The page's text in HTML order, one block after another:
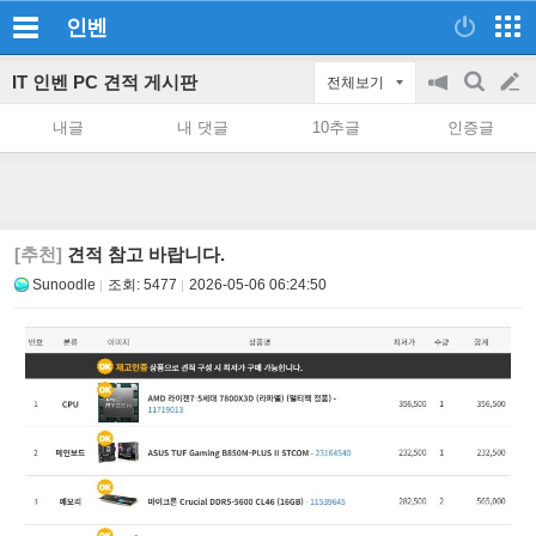
인벤
IT 인벤 PC 견적 게시판 전체보기
공
on/off
검
색
글
쓰
내글 내 댓글 10추글 인증글
[추천] 견적 참고 바랍니다.
Sunoodle 조회: 5477 2026-05-06 06:24:50